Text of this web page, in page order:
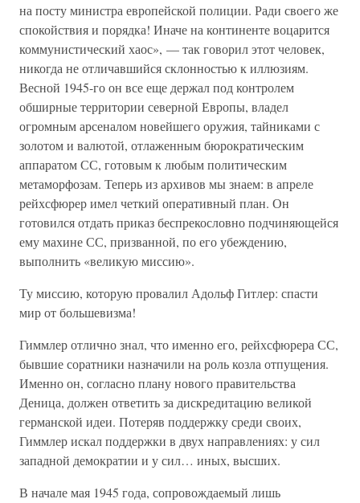
на посту министра европейской полиции. Ради своего же
спокойствия и порядка! Иначе на континенте воцарится
коммунистический хаос», — так говорил этот человек,
никогда не отличавшийся склонностью к иллюзиям.
Весной 1945-го он все еще держал под контролем
обширные территории северной Европы, владел
огромным арсеналом новейшего оружия, тайниками с
золотом и валютой, отлаженным бюрократическим
аппаратом СС, готовым к любым политическим
метаморфозам. Теперь из архивов мы знаем: в апреле
рейхсфюрер имел четкий оперативный план. Он
готовился отдать приказ беспрекословно подчиняющейся
ему махине СС, призванной, по его убеждению,
выполнить «великую миссию».
Ту миссию, которую провалил Адольф Гитлер: спасти
мир от большевизма!
Гиммлер отлично знал, что именно его, рейхсфюрера СС,
бывшие соратники назначили на роль козла отпущения.
Именно он, согласно плану нового правительства
Деница, должен ответить за дискредитацию великой
германской идеи. Потеряв поддержку среди своих,
Гиммлер искал поддержки в двух направлениях: у сил
западной демократии и у сил… иных, высших.
В начале мая 1945 года, сопровождаемый лишь